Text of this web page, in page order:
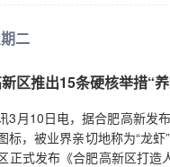
二
区推出15条硬核举措“
3月10日电，据合肥高新发
标，被业界亲切地称为“龙
正式发布《合肥高新区打